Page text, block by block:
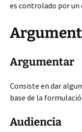
es controlado por un
Argumentar
Consiste en dar
base de la
Audiencia